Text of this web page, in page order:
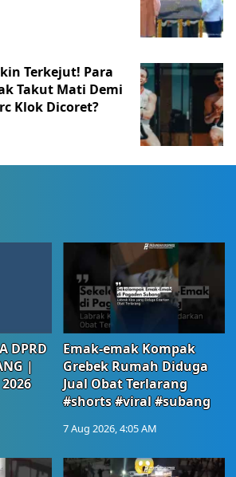
Terkejut! Para
Takut Mati Demi
Klok Dicoret?
DPRD
|
Emak-emak Kompak
Grebek Rumah Diduga
Jual Obat Terlarang
#shorts #viral #subang
7 Aug 2026, 4:05 AM